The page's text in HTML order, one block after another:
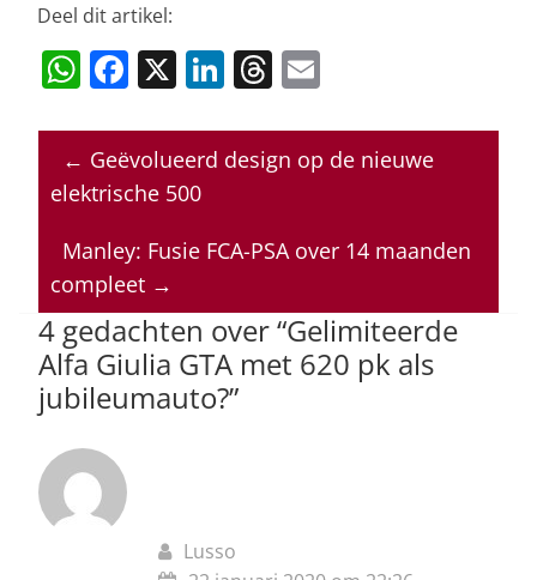
Deel dit artikel:
W
at
s
p
p
F
c
e
o
o
k
X Li
k
e
n
T
re
a
s
ai
l
← Geëvolueerd design op de nieuwe
elektrische 500
Manley: Fusie FCA-PSA over 14 maanden
compleet →
4 gedachten over “Gelimiteerde
Alfa Giulia GTA met 620 pk als
jubileumauto?”
Lusso